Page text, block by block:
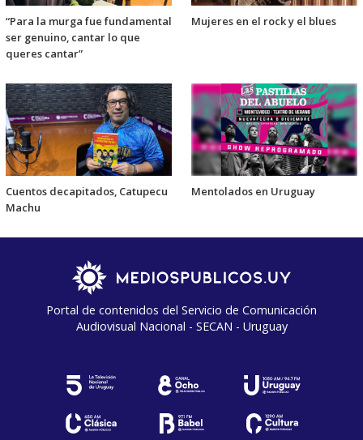
“Para la murga fue fundamental
ser genuino, cantar lo que
queres cantar”
Mujeres en el rock y el blues
Cuentos decapitados, Catupecu
Machu
Mentolados en Uruguay
Portal de contenidos del Servicio de Comunicación
Audiovisual Nacional - SECAN - Uruguay